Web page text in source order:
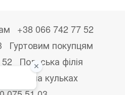
+38 066 742 77 52
Гуртовим покупцям
Польська філія
Друк на кульках